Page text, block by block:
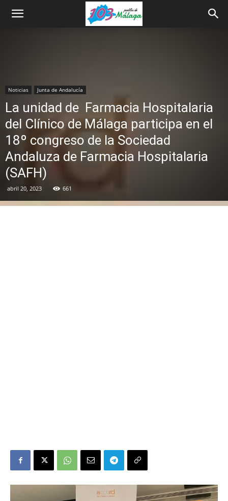
Noticias Junta de Andalucía
La unidad de Farmacia Hospitalaria
del Clínico de Málaga participa en el
18º congreso de la Sociedad
Andaluza de Farmacia Hospitalaria
(SAFH)
abril 20, 2023 661